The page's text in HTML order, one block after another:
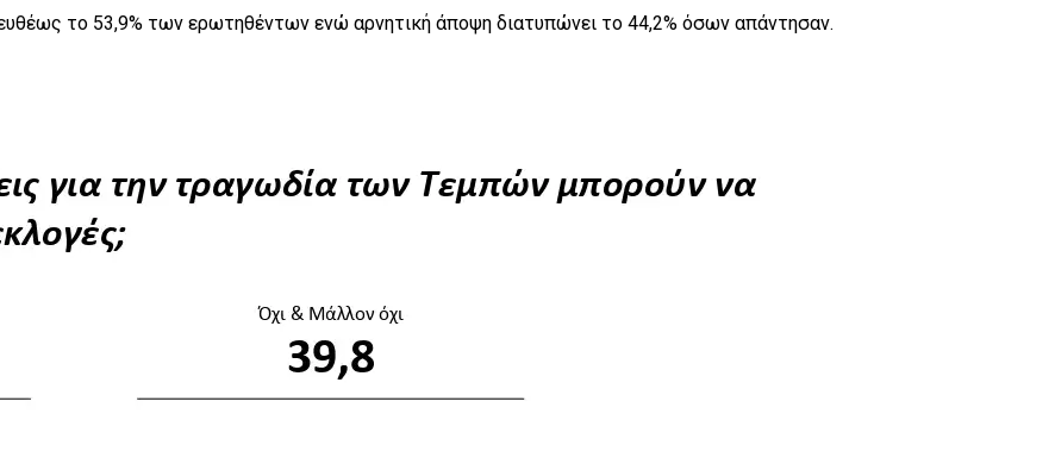
το 53,9% των ερωτηθέντων ενώ αρνητική άποψη διατυπώνει το 44,2% όσων απάντησαν.